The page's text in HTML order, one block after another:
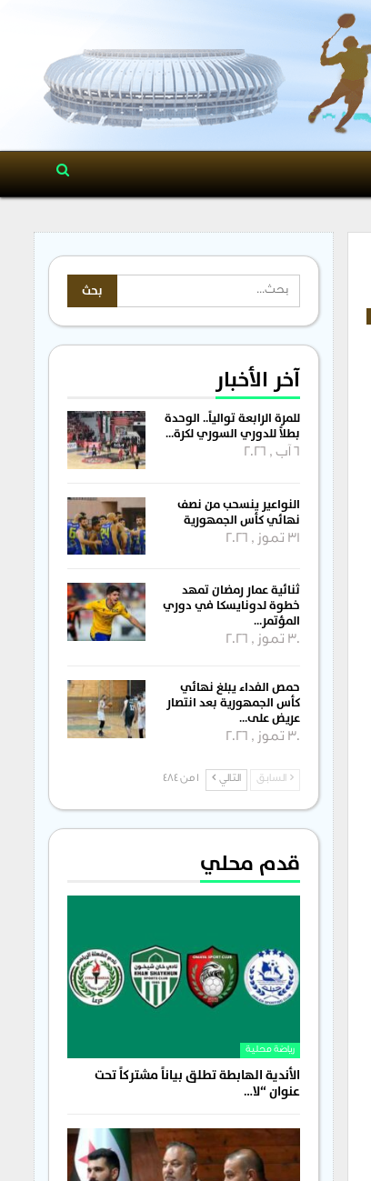
آخر الأخبار
للمرة الرابعة توالياً.. الوحدة
بطلاً للدوري السوري لكرة…
6 آب , 2026
النواعير ينسحب من نصف
نهائي كأس الجمهورية
31 تموز , 2026
ثنائية عمار رمضان تمهد
خطوة لدونايسكا في دوري
المؤتمر…
30 تموز , 2026
حمص الفداء يبلغ نهائي
كأس الجمهورية بعد انتصار
عريض على…
30 تموز , 2026
السابق التالي 1 من 484
قدم محلي
رياضة محلية
الأندية الهابطة تطلق بياناً مشتركاً تحت
عنوان “لا…